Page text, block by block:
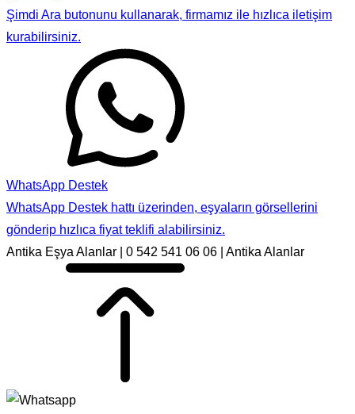
Şimdi Ara butonunu kullanarak, firmamız ile hızlıca iletişim
kurabilirsiniz.
WhatsApp Destek
WhatsApp Destek hattı üzerinden, eşyaların görsellerini
gönderip hızlıca fiyat teklifi alabilirsiniz.
Antika Eşya Alanlar | 0 542 541 06 06 | Antika Alanlar